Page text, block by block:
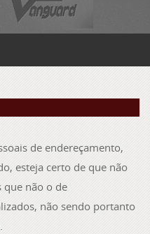
de endereçamento,
esteja certo de que não
que não o de
não sendo portanto